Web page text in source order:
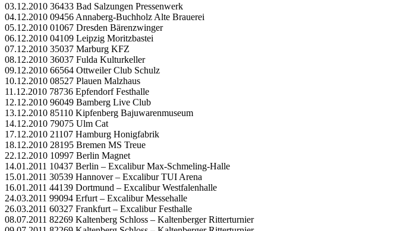
03.12.2010 36433 Bad Salzungen Pressenwerk
04.12.2010 09456 Annaberg-Buchholz Alte Brauerei
05.12.2010 01067 Dresden Bärenzwinger
06.12.2010 04109 Leipzig Moritzbastei
07.12.2010 35037 Marburg KFZ
08.12.2010 36037 Fulda Kulturkeller
09.12.2010 66564 Ottweiler Club Schulz
10.12.2010 08527 Plauen Malzhaus
11.12.2010 78736 Epfendorf Festhalle
12.12.2010 96049 Bamberg Live Club
13.12.2010 85110 Kipfenberg Bajuwarenmuseum
14.12.2010 79075 Ulm Cat
17.12.2010 21107 Hamburg Honigfabrik
18.12.2010 28195 Bremen MS Treue
22.12.2010 10997 Berlin Magnet
14.01.2011 10437 Berlin – Excalibur Max-Schmeling-Halle
15.01.2011 30539 Hannover – Excalibur TUI Arena
16.01.2011 44139 Dortmund – Excalibur Westfalenhalle
24.03.2011 99094 Erfurt – Excalibur Messehalle
26.03.2011 60327 Frankfurt – Excalibur Festhalle
08.07.2011 82269 Kaltenberg Schloss – Kaltenberger Ritterturnier